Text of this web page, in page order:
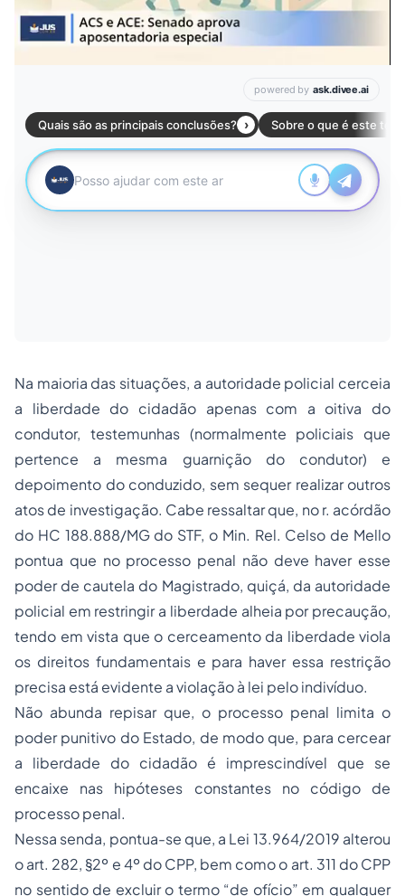
Na maioria das situações, a autoridade policial cerceia
a liberdade do cidadão apenas com a oitiva do
condutor, testemunhas (normalmente policiais que
pertence a mesma guarnição do condutor) e
depoimento do conduzido, sem sequer realizar outros
atos de investigação. Cabe ressaltar que, no r. acórdão
do HC 188.888/MG do STF, o Min. Rel. Celso de Mello
pontua que no processo penal não deve haver esse
poder de cautela do Magistrado, quiçá, da autoridade
policial em restringir a liberdade alheia por precaução,
tendo em vista que o cerceamento da liberdade viola
os direitos fundamentais e para haver essa restrição
precisa está evidente a violação à lei pelo indivíduo.
Não abunda repisar que, o processo penal limita o
poder punitivo do Estado, de modo que, para cercear
a liberdade do cidadão é imprescindível que se
encaixe nas hipóteses constantes no código de
processo penal.
Nessa senda, pontua-se que, a Lei 13.964/2019 alterou
o art. 282, §2º e 4º do CPP, bem como o art. 311 do CPP
no sentido de excluir o termo “de ofício” em qualquer